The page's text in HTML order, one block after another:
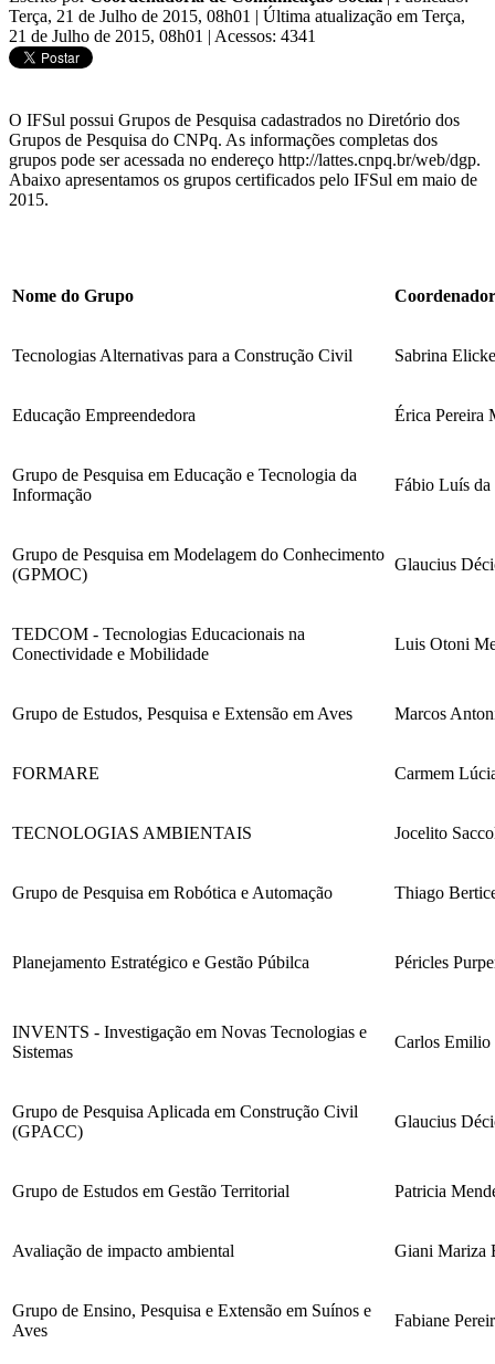
Terça, 21 de Julho de 2015, 08h01 | Última atualização em Terça,
21 de Julho de 2015, 08h01 | Acessos: 4341
O IFSul possui Grupos de Pesquisa cadastrados no Diretório dos
Grupos de Pesquisa do CNPq. As informações completas dos
grupos pode ser acessada no endereço http://lattes.cnpq.br/web/dgp.
Abaixo apresentamos os grupos certificados pelo IFSul em maio de
2015.
Nome do Grupo Coordenador
Tecnologias Alternativas para a Construção Civil Sabrina
Educação Empreendedora Érica Pereira
Grupo de Pesquisa em Educação e Tecnologia da
Informação
Fábio Luís da
Grupo de Pesquisa em Modelagem do Conhecimento
(GPMOC)
Glaucius
TEDCOM - Tecnologias Educacionais na
Conectividade e Mobilidade
Luis Otoni
Grupo de Estudos, Pesquisa e Extensão em Aves Marcos
FORMARE Carmem
TECNOLOGIAS AMBIENTAIS Jocelito
Grupo de Pesquisa em Robótica e Automação Thiago
Planejamento Estratégico e Gestão Púbilca Péricles
INVENTS - Investigação em Novas Tecnologias e
Sistemas
Carlos Emilio
Grupo de Pesquisa Aplicada em Construção Civil
(GPACC)
Glaucius
Grupo de Estudos em Gestão Territorial Patricia
Avaliação de impacto ambiental Giani Mariza
Grupo de Ensino, Pesquisa e Extensão em Suínos e
Aves
Fabiane